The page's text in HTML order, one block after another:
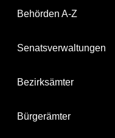
Behörden A-Z
Senatsverwaltungen
Bezirksämter
Bürgerämter